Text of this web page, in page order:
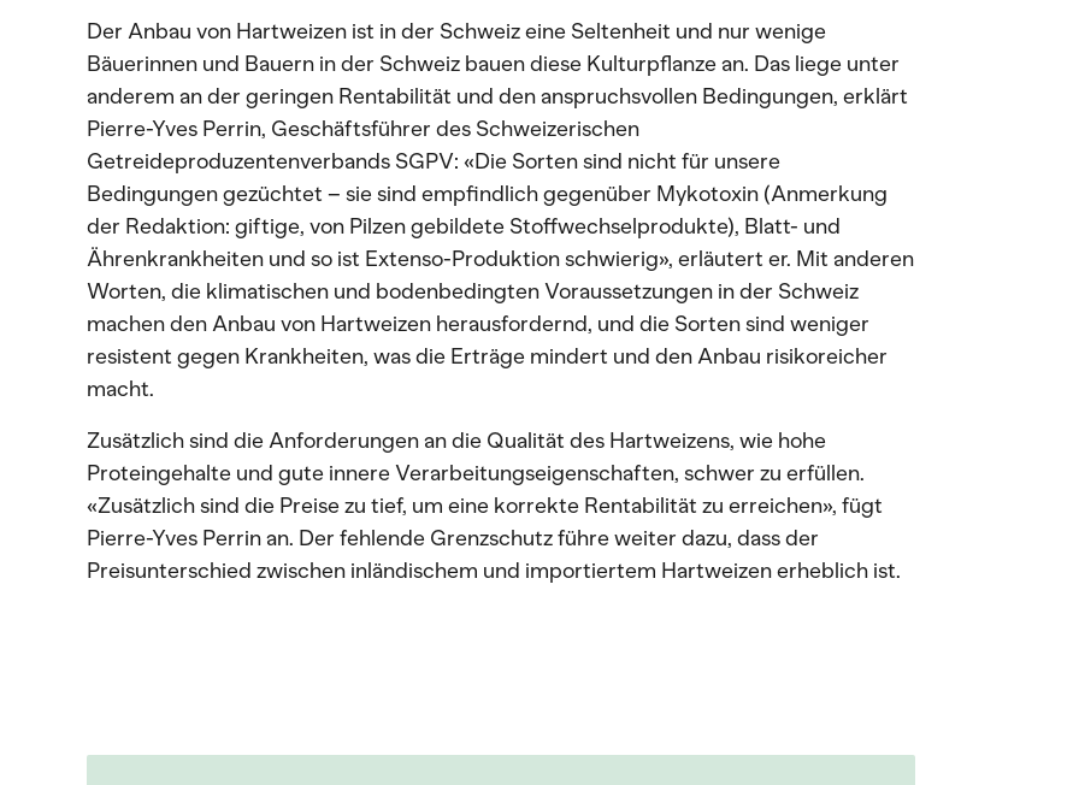
Der Anbau von Hartweizen ist in der Schweiz eine Seltenheit und nur wenige
Bäuerinnen und Bauern in der Schweiz bauen diese Kulturpflanze an. Das liege unter
anderem an der geringen Rentabilität und den anspruchsvollen Bedingungen, erklärt
Pierre-Yves Perrin, Geschäftsführer des Schweizerischen
Getreideproduzentenverbands SGPV: «Die Sorten sind nicht für unsere
Bedingungen gezüchtet – sie sind empfindlich gegenüber Mykotoxin (Anmerkung
der Redaktion: giftige, von Pilzen gebildete Stoffwechselprodukte), Blatt- und
Ährenkrankheiten und so ist Extenso-Produktion schwierig», erläutert er. Mit anderen
Worten, die klimatischen und bodenbedingten Voraussetzungen in der Schweiz
machen den Anbau von Hartweizen herausfordernd, und die Sorten sind weniger
resistent gegen Krankheiten, was die Erträge mindert und den Anbau risikoreicher
macht.
Zusätzlich sind die Anforderungen an die Qualität des Hartweizens, wie hohe
Proteingehalte und gute innere Verarbeitungseigenschaften, schwer zu erfüllen.
«Zusätzlich sind die Preise zu tief, um eine korrekte Rentabilität zu erreichen», fügt
Pierre-Yves Perrin an. Der fehlende Grenzschutz führe weiter dazu, dass der
Preisunterschied zwischen inländischem und importiertem Hartweizen erheblich ist.